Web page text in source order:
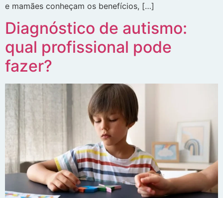
e mamães conheçam os benefícios, […]
Diagnóstico de autismo:
qual profissional pode
fazer?